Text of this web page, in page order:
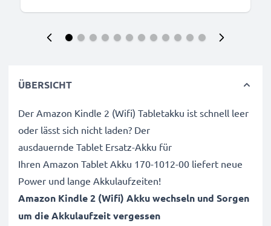
ÜBERSICHT
Der Amazon Kindle 2 (Wifi) Tabletakku ist schnell leer
oder lässt sich nicht laden? Der
ausdauernde Tablet Ersatz-Akku für
Ihren Amazon Tablet Akku 170-1012-00 liefert neue
Power und lange Akkulaufzeiten!
Amazon Kindle 2 (Wifi) Akku wechseln und Sorgen
um die Akkulaufzeit vergessen